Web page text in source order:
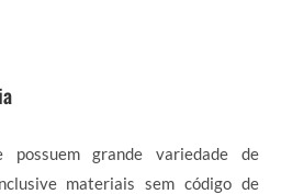
possuem grande variedade de
materiais sem código de